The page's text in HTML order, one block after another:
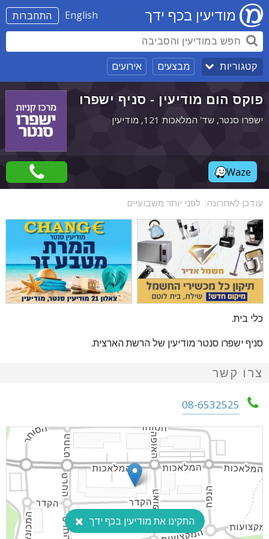
התחברות English מודיעין בכף ידך
קטגוריות מבצעים אירועים
פוקס הום מודיעין - סניף ישפרו
ישפרו סנטר, שד' המלאכות 121, מודיעין
Waze
עודכן לאחרונה: לפני יותר משבועיים
כלי בית.
סניף ישפרו סנטר מודיעין של הרשת הארצית.
צרו קשר
08-6532525
התקינו את מודיעין בכף ידך